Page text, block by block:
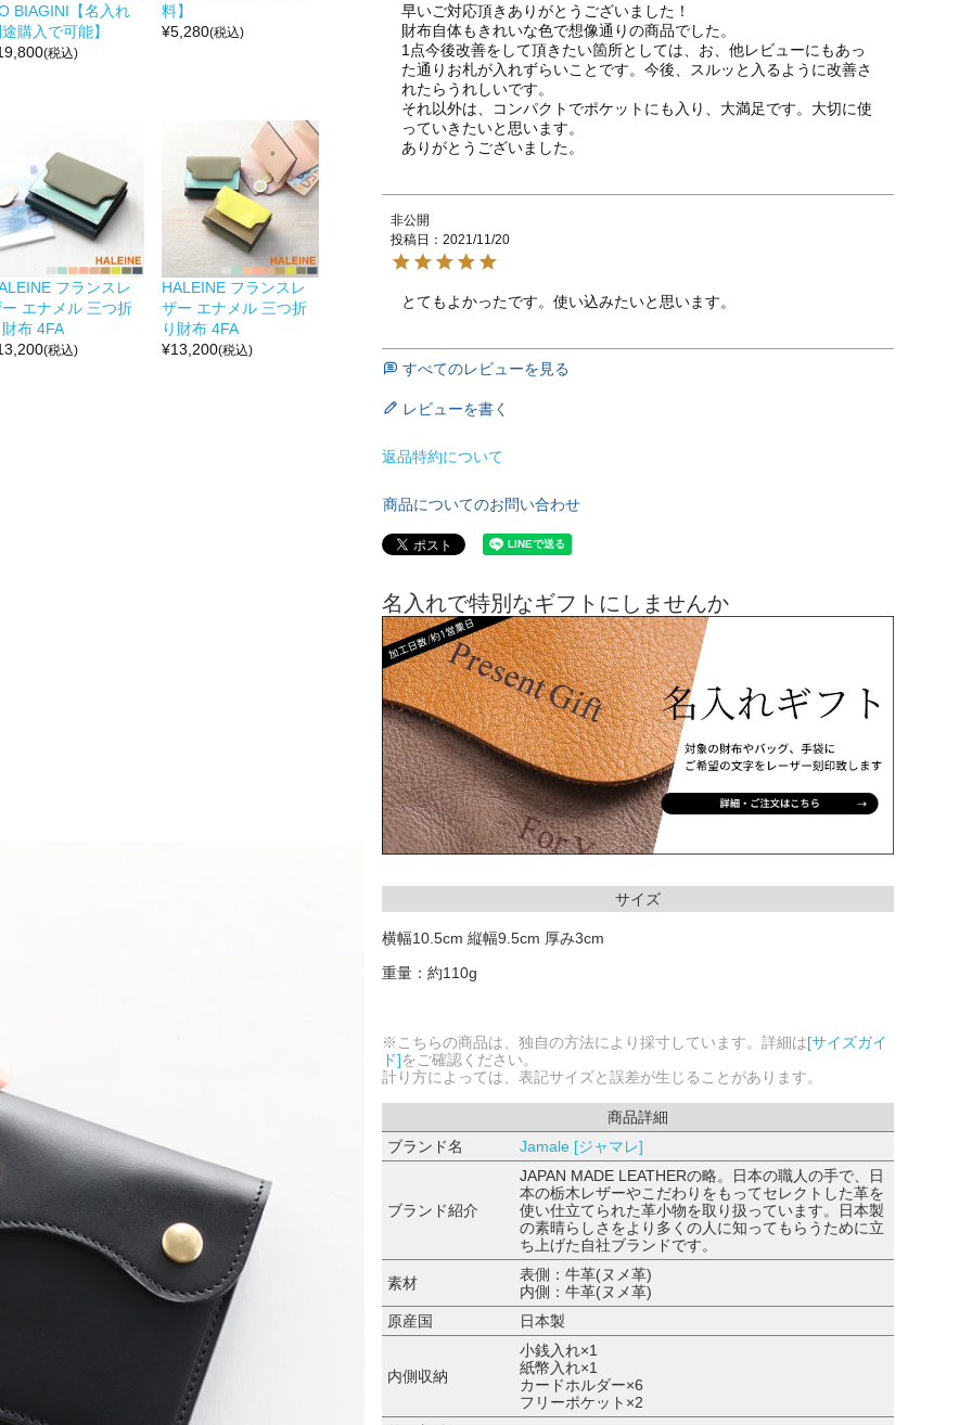
BIAGINI【名入れ
購入で可能】
(税込)
料】
¥5,280(税込)
フランスレ
エナメル 三つ折
布 4FA
(税込)
HALEINE フランスレ
ザー エナメル 三つ折
り財布 4FA
¥13,200(税込)
早いご対応頂きありがとうございました！
財布自体もきれいな色で想像通りの商品でした。
1点今後改善をして頂きたい箇所としては、お、他レビューにもあっ
た通りお札が入れずらいことです。今後、スルッと入るように改善さ
れたらうれしいです。
それ以外は、コンパクトでポケットにも入り、大満足です。大切に使
っていきたいと思います。
ありがとうございました。
非公開
投稿日
2021/11/20
とてもよかったです。使い込みたいと思います。
すべてのレビューを見る
レビューを書く
返品特約について
商品についてのお問い合わせ
名入れで特別なギフトにしませんか
サイズ
横幅10.5cm 縦幅9.5cm 厚み3cm
重量：約110g
※こちらの商品は、独自の方法により採寸しています。詳細は[サイズガイ
ド]をご確認ください。
計り方によっては、表記サイズと誤差が生じることがあります。
商品詳細
ブランド名
Jamale [ジャマレ]
ブランド紹介
JAPAN MADE LEATHERの略。日本の職人の手で、日
本の栃木レザーやこだわりをもってセレクトした革を
使い仕立てられた革小物を取り扱っています。日本製
の素晴らしさをより多くの人に知ってもらうために立
ち上げた自社ブランドです。
素材
表側：牛革(ヌメ革)
内側：牛革(ヌメ革)
原産国
日本製
内側収納
小銭入れ×1
紙幣入れ×1
カードホルダー×6
フリーポケット×2